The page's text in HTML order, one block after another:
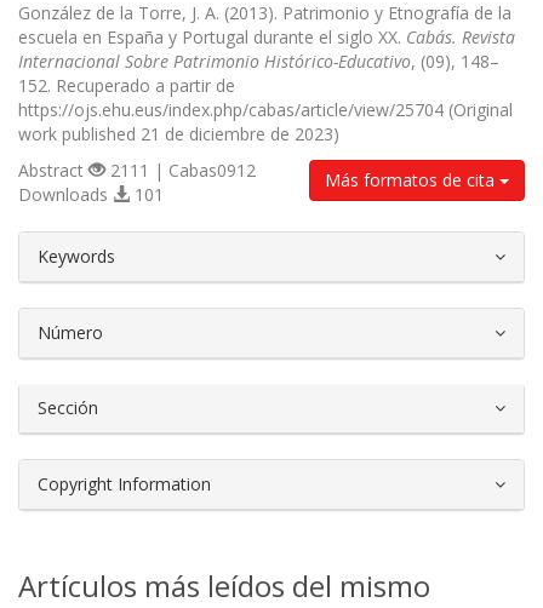
González de la Torre, J. A. (2013). Patrimonio y Etnografía de la
escuela en España y Portugal durante el siglo XX. Cabás. Revista
Internacional Sobre Patrimonio Histórico-Educativo, (09), 148–
152. Recuperado a partir de
https://ojs.ehu.eus/index.php/cabas/article/view/25704 (Original
work published 21 de diciembre de 2023)
Más formatos de cita
Abstract
2111 | Cabas0912
Downloads
101
Keywords
Número
Sección
Copyright Information
Artículos más leídos del mismo